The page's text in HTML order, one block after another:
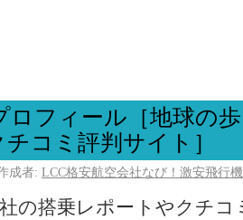
ロフィール［地球の
コミ評判サイト］
成者: LCC格安航空会社なび！激安飛行
の搭乗レポートやクチコ